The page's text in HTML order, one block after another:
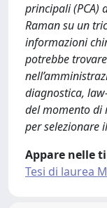
principali (PCA)
Raman su un
informazioni
potrebbe
diagnostica,
del momento di
per selezionare
Appare nelle
Tesi di laurea